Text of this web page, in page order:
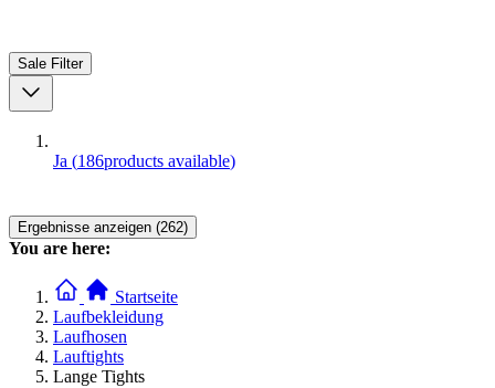
Sale Filter
Ja (186products available)
Ergebnisse anzeigen (262)
You are here:
Startseite
Laufbekleidung
Laufhosen
Lauftights
Lange Tights